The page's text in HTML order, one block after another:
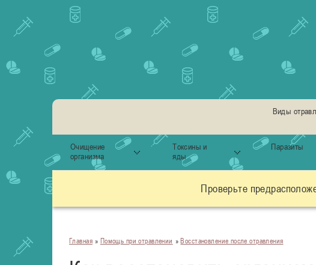
Виды
Очищение
организма
Токсины и
яды
Паразиты
Проверьте
Главная » Помощь при отравлении » Восстановление после отравления